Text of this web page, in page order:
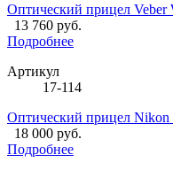
Оптический прицел Veber
13 760 руб.
Подробнее
Артикул
17-114
Оптический прицел
18 000 руб.
Подробнее